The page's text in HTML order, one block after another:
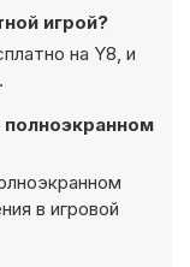
игрой?
на Y8, и
полноэкранном
в игровой